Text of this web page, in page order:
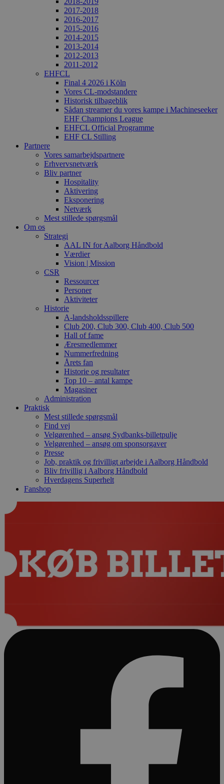
2017-2018
2016-2017
2015-2016
2014-2015
2013-2014
2012-2013
2011-2012
EHFCL
Final 4 2026 i Köln
Vores CL-modstandere
Historisk tilbageblik
Sådan streamer du vores kampe i Machineseeker
EHF Champions League
EHFCL Official Programme
EHF CL Stilling
Partnere
Vores samarbejdspartnere
Erhvervsnetværk
Bliv partner
Hospitality
Aktivering
Eksponering
Netværk
Mest stillede spørgsmål
Om os
Strategi
AAL IN for Aalborg Håndbold
Værdier
Vision | Mission
CSR
Ressourcer
Personer
Aktiviteter
Historie
A-landsholdsspillere
Club 200, Club 300, Club 400, Club 500
Hall of fame
Æresmedlemmer
Nummerfredning
Årets fan
Historie og resultater
Top 10 – antal kampe
Magasiner
Administration
Praktisk
Mest stillede spørgsmål
Find vej
Velgørenhed – ansøg Sydbanks-billetpulje
Velgørenhed – ansøg om sponsorgaver
Presse
Job, praktik og frivilligt arbejde i Aalborg Håndbold
Bliv frivillig i Aalborg Håndbold
Hverdagens Superhelt
Fanshop